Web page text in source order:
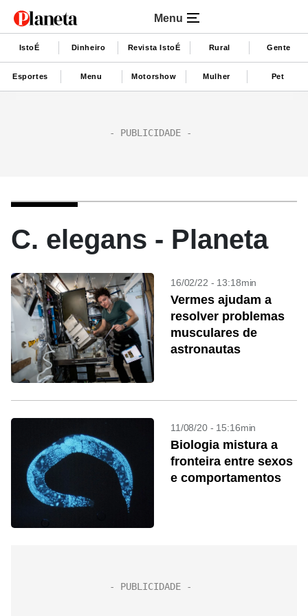
Menu
IstoÉ Dinheiro Revista IstoÉ Rural Gente
Esportes Menu Motorshow Mulher Pet
C. elegans - Planeta
16/02/22 - 13:18min
Vermes ajudam a
resolver problemas
musculares de
astronautas
11/08/20 - 15:16min
Biologia mistura a
fronteira entre sexos
e comportamentos